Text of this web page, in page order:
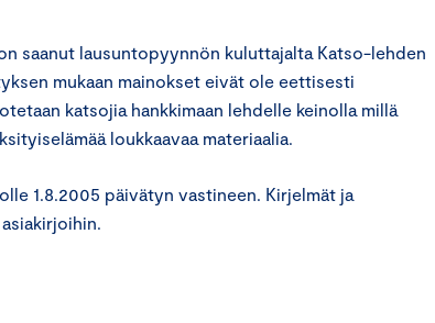
saanut lausuntopyynnön kuluttajalta Katso-lehden
mukaan mainokset eivät ole eettisesti
katsojia hankkimaan lehdelle keinolla millä
loukkaavaa materiaalia.
1.8.2005 päivätyn vastineen. Kirjelmät ja